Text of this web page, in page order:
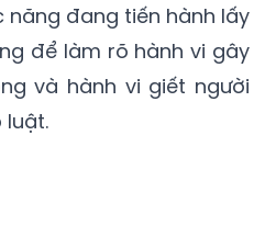
đối tượng tại vị trí cách
năng đang tiến hành lấy
để làm rõ hành vi gây